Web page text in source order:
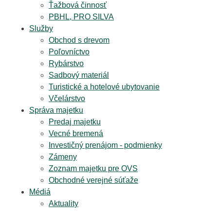
Ťažbová činnosť
PBHL, PRO SILVA
Služby
Obchod s drevom
Poľovníctvo
Rybárstvo
Sadbový materiál
Turistické a hotelové ubytovanie
Včelárstvo
Správa majetku
Predaj majetku
Vecné bremená
Investičný prenájom - podmienky
Zámeny
Zoznam majetku pre OVS
Obchodné verejné súťaže
Médiá
Aktuality